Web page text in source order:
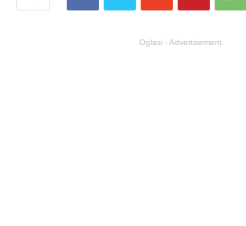
Oglasi - Advertisement